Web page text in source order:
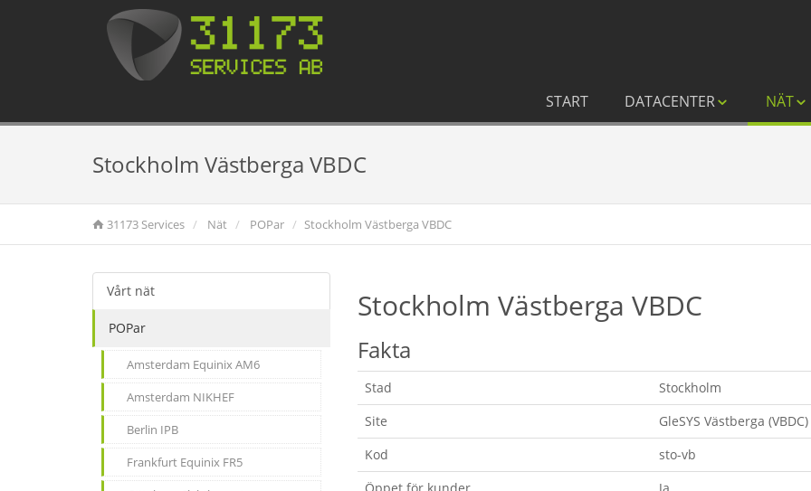
START DATACENTER NÄT
Stockholm Västberga VBDC
31173 Services Nät POPar Stockholm Västberga VBDC
Vårt nät
POPar
Amsterdam Equinix AM6
Amsterdam NIKHEF
Berlin IPB
Frankfurt Equinix FR5
Stockholm Västberga VBDC
Fakta
Stad
Stockholm
Site
GleSYS Västberga (VBDC)
Kod
sto-vb